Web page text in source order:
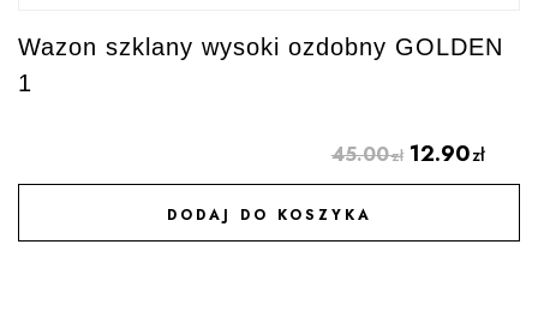
Wazon szklany wysoki ozdobny GOLDEN
1
45.00zł 12.90zł
DODAJ DO KOSZYKA
DODAJ DO ULUBIONYCH